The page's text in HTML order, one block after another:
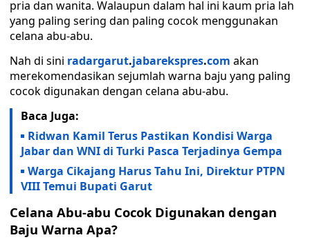
pria dan wanita. Walaupun dalam hal ini kaum pria lah
yang paling sering dan paling cocok menggunakan
celana abu-abu.
Nah di sini radargarut.jabarekspres.com akan
merekomendasikan sejumlah warna baju yang paling
cocok digunakan dengan celana abu-abu.
Baca Juga:
Ridwan Kamil Terus Pastikan Kondisi Warga
Jabar dan WNI di Turki Pasca Terjadinya Gempa
Warga Cikajang Harus Tahu Ini, Direktur PTPN
VIII Temui Bupati Garut
Celana Abu-abu Cocok Digunakan dengan
Baju Warna Apa?